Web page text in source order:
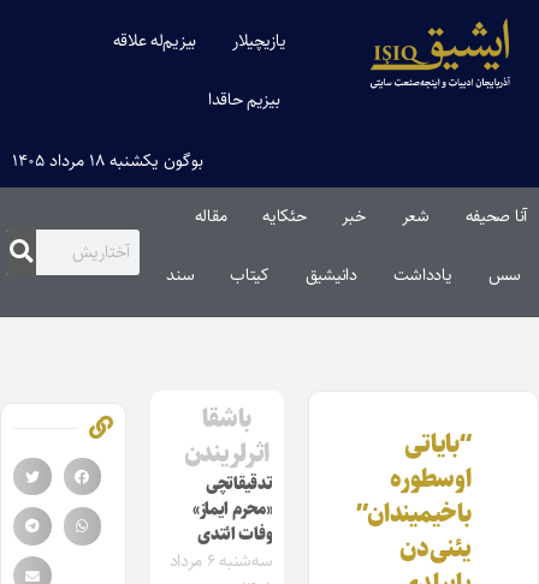
یازیچیلار بیزیم‌له علاقه
بیزیم حاقدا
بوگون یکشنبه ۱۸ مرداد ۱۴۰۵
آنا صحیفه شعر خبر حئکایه مقاله‌
سس یادداشت دانیشیق کیتاب سند
“بایاتی
اوسطوره
باخیمیندان”
یئنی‌دن
باشقا
اثرلریندن
تدقیقاتچی
«محرم ایماز»
وفات ائتدی
سه‌شنبه ۶ مرداد